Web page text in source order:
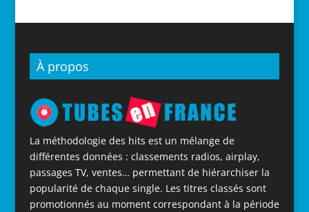
À propos
La méthodologie des hits est un mélange de
différentes données : classements radios, airplay,
passages TV, ventes… permettant de hiérarchiser la
popularité de chaque single. Les titres classés sont
promotionnés au moment correspondant à la période